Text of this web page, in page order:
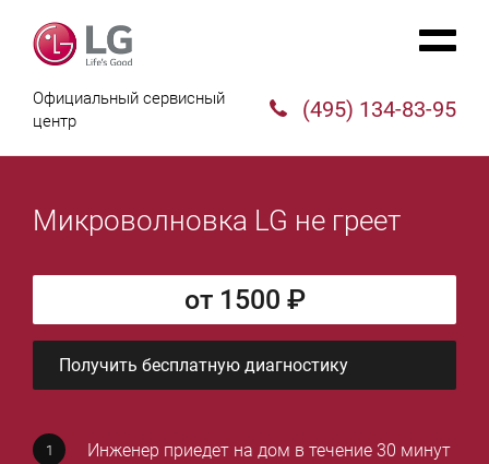
Официальный сервисный
центр
(495) 134-83-95
Микроволновка LG не греет
от 1500 ₽
Получить бесплатную диагностику
Инженер приедет на дом в течение 30 минут